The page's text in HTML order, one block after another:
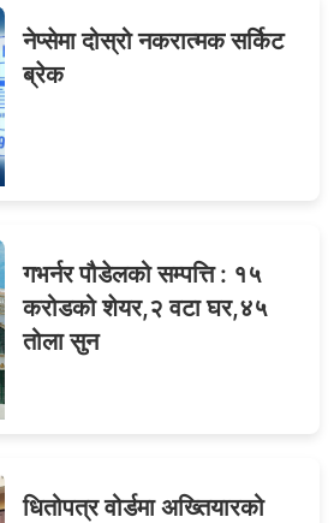
अत्याचार :
गम्भीर
नेप्सेमा दोस्रो नकरात्मक सर्किट
ब्रेक
गभर्नर पौडेलको सम्पत्ति : १५
करोडको शेयर,२ वटा घर,४५
तोला सुन
धितोपत्र वोर्डमा अख्तियारको